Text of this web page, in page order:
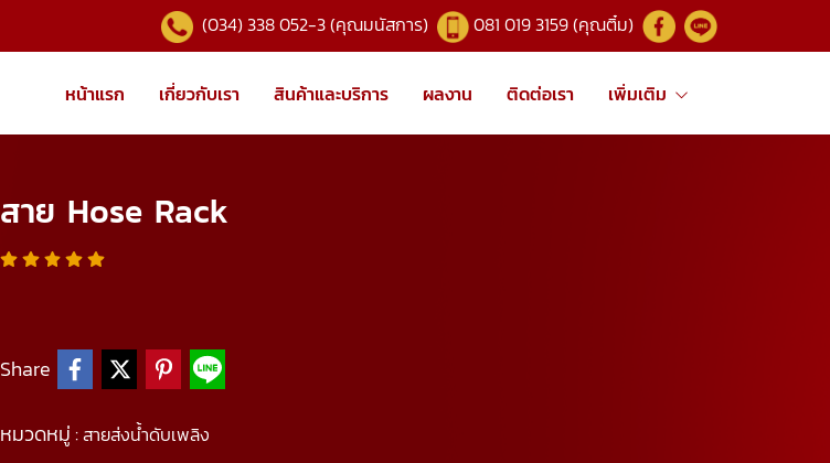
(034) 338 052-3 (คุณมนัสการ) 081 019 3159 (คุณติ๋ม)
หน้าแรก เกี่ยวกับเรา สินค้าและบริการ ผลงาน ติดต่อเรา เพิ่มเติม
สาย Hose Rack
Share
หมวดหมู่ :สายส่งน้ำดับเพลิง